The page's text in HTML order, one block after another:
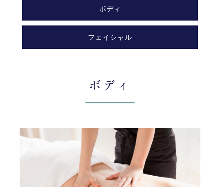
ボディ
フェイシャル
ボディ